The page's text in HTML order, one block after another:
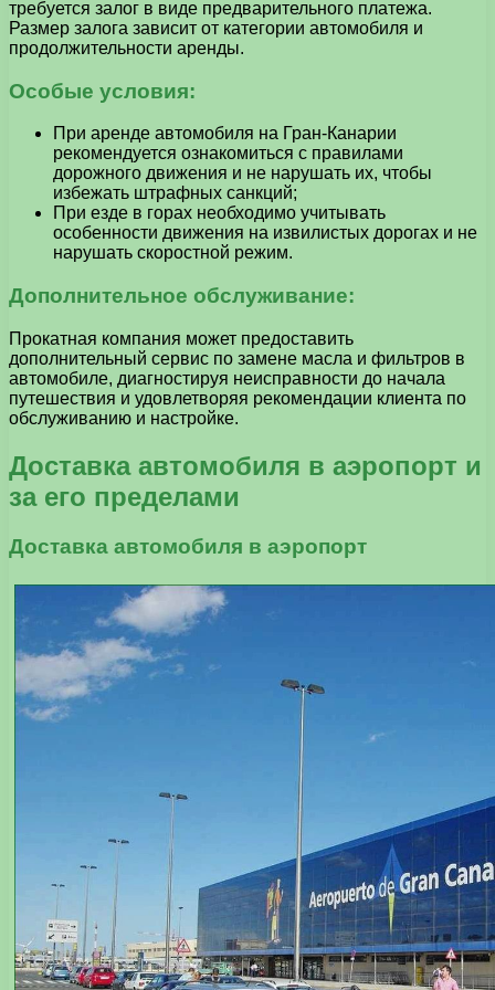
требуется залог в виде предварительного платежа.
Размер залога зависит от категории автомобиля и
продолжительности аренды.
Особые условия:
При аренде автомобиля на Гран-Канарии
рекомендуется ознакомиться с правилами
дорожного движения и не нарушать их, чтобы
избежать штрафных санкций;
При езде в горах необходимо учитывать
особенности движения на извилистых дорогах и не
нарушать скоростной режим.
Дополнительное обслуживание:
Прокатная компания может предоставить
дополнительный сервис по замене масла и фильтров в
автомобиле, диагностируя неисправности до начала
путешествия и удовлетворяя рекомендации клиента по
обслуживанию и настройке.
Доставка автомобиля в аэропорт и
за его пределами
Доставка автомобиля в аэропорт